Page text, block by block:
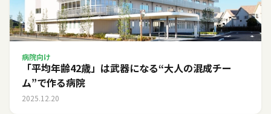
病院向け
「平均年齢42歳」は武器になる――“大人の混成チー
ム”で作る病院
2025.12.20